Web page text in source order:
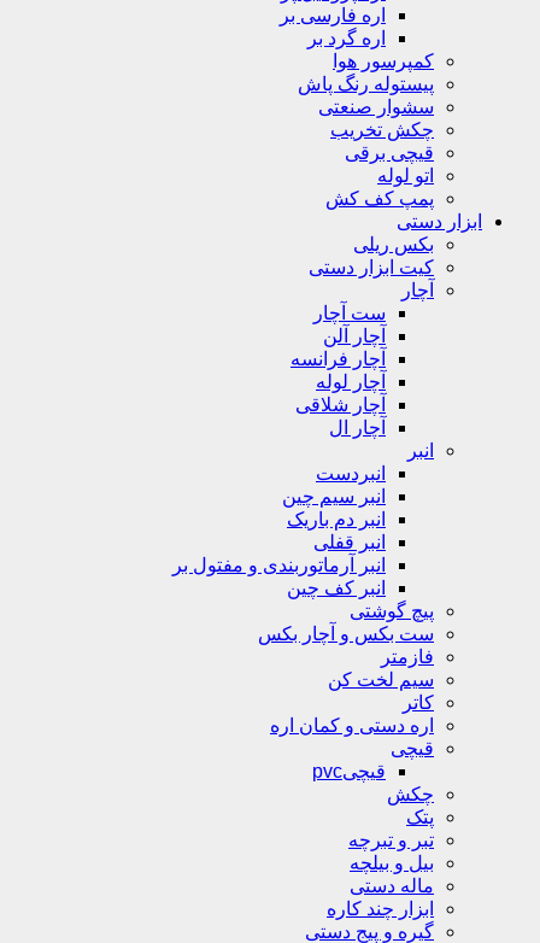
اره فارسی بر
اره گرد بر
کمپرسور هوا
پیستوله رنگ پاش
سشوار صنعتی
چکش تخریب
قیچی برقی
اتو لوله
پمپ کف کش
ابزار دستی
بکس ریلی
کیت ابزار دستی
آچار
ست آچار
آچار آلن
آچار فرانسه
آچار لوله
آچار شلاقی
آچار ال
انبر
انبردست
انبر سیم چین
انبر دم باریک
انبر قفلی
انبر آرماتوربندی و مفتول بر
انبر کف چین
پیچ گوشتی
ست بکس و آچار بکس
فازمتر
سیم لخت کن
کاتر
اره دستی و کمان اره
قیچی
قیچیpvc
چکش
پتک
تبر و تبرچه
بیل و بیلچه
ماله دستی
ابزار چند کاره
گیره و پیج دستی